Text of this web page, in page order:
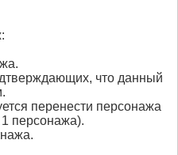
что данный
перенести персонажа
персонажа).